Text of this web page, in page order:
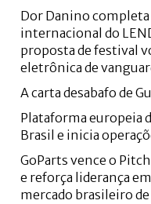
Dor Danino
internacional do
proposta de festival
eletrônica de
A carta desabafo de
Plataforma europeia
Brasil e inicia
GoParts vence o
e reforça liderança
mercado brasileiro